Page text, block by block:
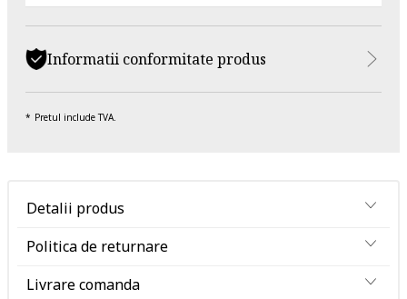
Informatii conformitate produs
Pretul include TVA.
Detalii produs
Politica de returnare
Livrare comanda